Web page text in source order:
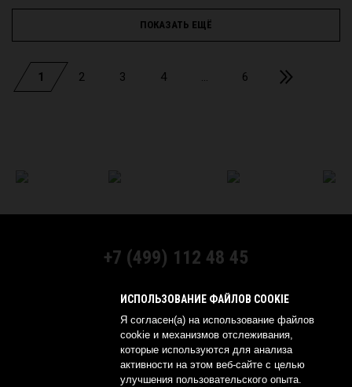
ПОКАЗАТЬ ЕЩЁ
1 2 3 4 ... 6
+7 (499) 112 48 45
МЫ В СОЦСЕТЯХ:
© 2026 YOKOHAMA RUSSIA
ИСПОЛЬЗОВАНИЕ ФАЙЛОВ COOKIE
Я согласен(а) на использование файлов
cookie и механизмов отслеживания,
которые используются для анализа
активности на этом веб-сайте с целью
улучшения пользовательского опыта.